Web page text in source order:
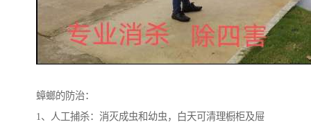
蟑螂的防治：
1、人工捕杀：消灭成虫和幼虫，白天可清理橱柜及屉